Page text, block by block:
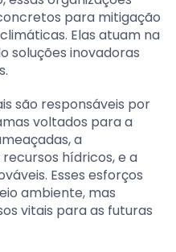
para mitigação
Elas atuam na
soluções inovadoras
são responsáveis por
voltados para a
a
hídricos, e a
Esses esforços
ambiente, mas
vitais para as futuras